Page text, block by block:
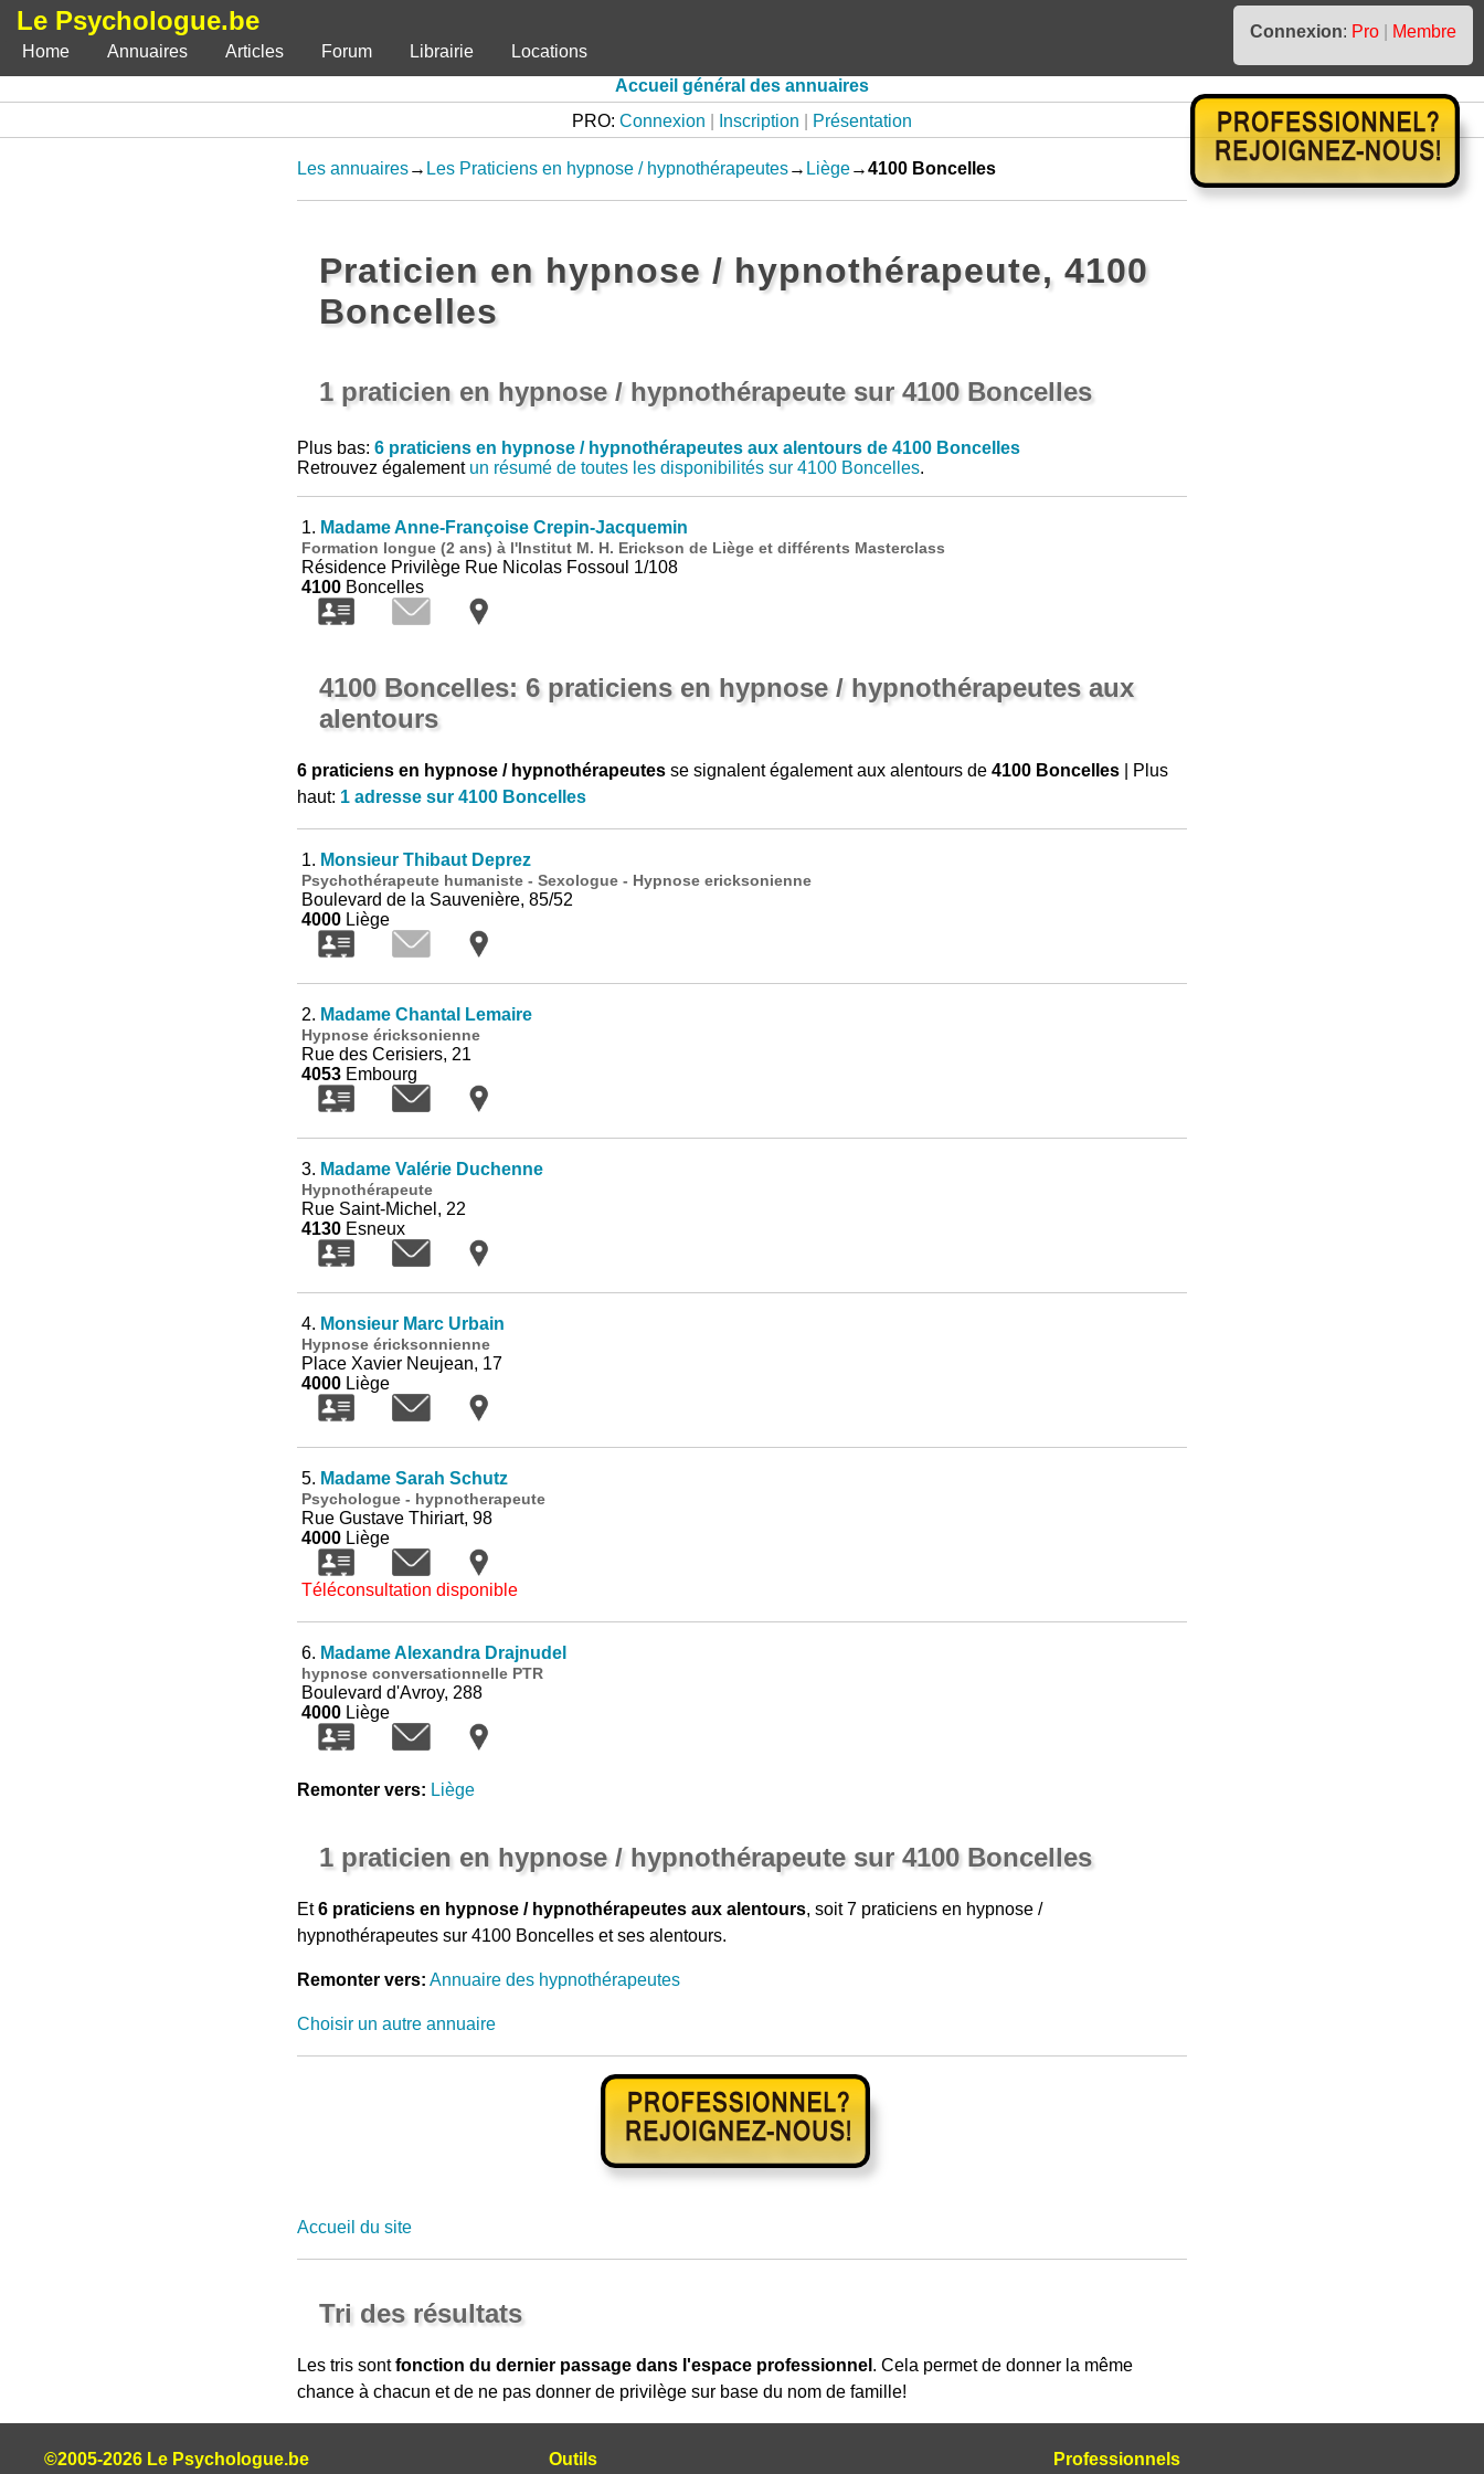
Le Psychologue.be Connexion: Pro
Membre
Home
Annuaires Articles Forum Librairie
Locations
Accueil général des annuaires
PRO: Connexion Inscription Présentation
Les annuaires→ Les Praticiens en hypnose / hypnothérapeutes→ Liège→4100 Boncelles
Praticien en hypnose / hypnothérapeute, 4100
Boncelles
1 praticien en hypnose / hypnothérapeute sur 4100 Boncelles
Plus bas: 6 praticiens en hypnose / hypnothérapeutes aux alentours de 4100 Boncelles
Retrouvez également un résumé de toutes les disponibilités sur 4100 Boncelles.
1. Madame Anne-Françoise Crepin-Jacquemin
Formation longue (2 ans) à l'Institut M. H. Erickson de Liège et différents Masterclass
Résidence Privilège Rue Nicolas Fossoul 1/108
4100Boncelles
4100 Boncelles: 6 praticiens en hypnose / hypnothérapeutes aux
alentours
6 praticiens en hypnose / hypnothérapeutesse signalent également aux alentours de 4100 Boncelles| Plus
haut: 1 adresse sur 4100 Boncelles
1. Monsieur Thibaut Deprez
Psychothérapeute humaniste - Sexologue - Hypnose ericksonienne
Boulevard de la Sauvenière, 85/52
4000Liège
2. Madame Chantal Lemaire
Hypnose éricksonienne
Rue des Cerisiers, 21
4053Embourg
3. Madame Valérie Duchenne
Hypnothérapeute
Rue Saint-Michel, 22
4130Esneux
4. Monsieur Marc Urbain
Hypnose éricksonnienne
Place Xavier Neujean, 17
4000Liège
5. Madame Sarah Schutz
Psychologue - hypnotherapeute
Rue Gustave Thiriart, 98
4000Liège
Téléconsultation disponible
6. Madame Alexandra Drajnudel
hypnose conversationnelle PTR
Boulevard d'Avroy, 288
4000Liège
Remonter vers: Liège
1 praticien en hypnose / hypnothérapeute sur 4100 Boncelles
Et6 praticiens en hypnose / hypnothérapeutes aux alentours, soit 7 praticiens en hypnose /
hypnothérapeutes sur 4100 Boncelles et ses alentours.
Remonter vers: Annuaire des hypnothérapeutes
Choisir un autre annuaire
Accueil du site
Tri des résultats
Les tris sontfonction du dernier passage dans l'espace professionnel . Cela permet de donner la même
chance à chacun et de ne pas donner de privilège sur base du nom de famille!
©2005-2026 Le Psychologue.be Professionnels
Outils